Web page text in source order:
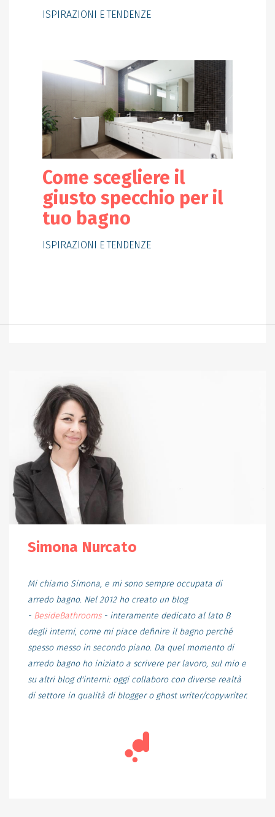
ISPIRAZIONI E TENDENZE
Come scegliere il
giusto specchio per il
tuo bagno
ISPIRAZIONI E TENDENZE
Simona Nurcato
Mi chiamo Simona, e mi sono sempre occupata di
arredo bagno. Nel 2012 ho creato un blog
- BesideBathrooms- interamente dedicato al lato B
degli interni, come mi piace definire il bagno perché
spesso messo in secondo piano. Da quel momento di
arredo bagno ho iniziato a scrivere per lavoro, sul mio e
su altri blog d'interni: oggi collaboro con diverse realtà
di settore in qualità di blogger o ghost writer/copywriter.